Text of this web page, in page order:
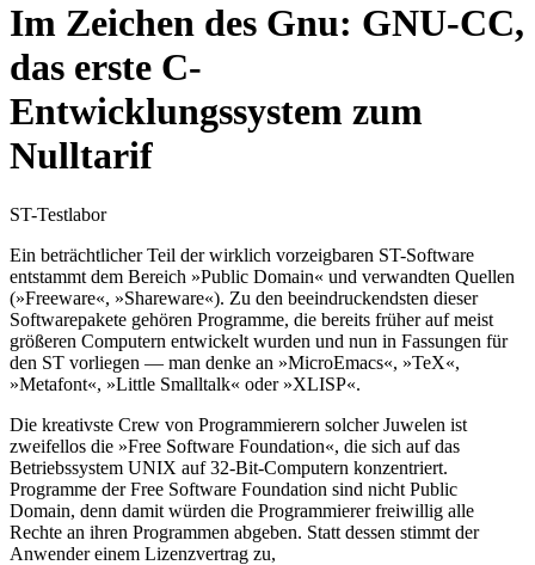
Im Zeichen des Gnu: GNU-CC,
das erste C-
Entwicklungssystem zum
Nulltarif
ST-Testlabor
Ein beträchtlicher Teil der wirklich vorzeigbaren ST-Software
entstammt dem Bereich »Public Domain« und verwandten Quellen
(»Freeware«, »Shareware«). Zu den beeindruckendsten dieser
Softwarepakete gehören Programme, die bereits früher auf meist
größeren Computern entwickelt wurden und nun in Fassungen für
den ST vorliegen — man denke an »MicroEmacs«, »TeX«,
»Metafont«, »Little Smalltalk« oder »XLISP«.
Die kreativste Crew von Programmierern solcher Juwelen ist
zweifellos die »Free Software Foundation«, die sich auf das
Betriebssystem UNIX auf 32-Bit-Computern konzentriert.
Programme der Free Software Foundation sind nicht Public
Domain, denn damit würden die Programmierer freiwillig alle
Rechte an ihren Programmen abgeben. Statt dessen stimmt der
Anwender einem Lizenzvertrag zu,